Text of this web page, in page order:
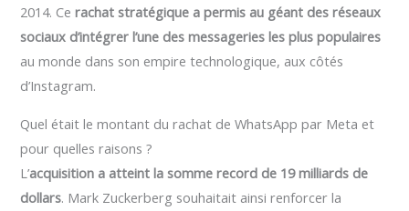
2014. Cerachat stratégique a permis au géant des réseaux
sociaux d’intégrer l’une des messageries les plus populaires
au monde dans son empire technologique, aux côtés
d’Instagram.
Quel était le montant du rachat de WhatsApp par Meta et
pour quelles raisons ?
L’acquisition a atteint la somme record de 19 milliards de
dollars. Mark Zuckerberg souhaitait ainsi renforcer la